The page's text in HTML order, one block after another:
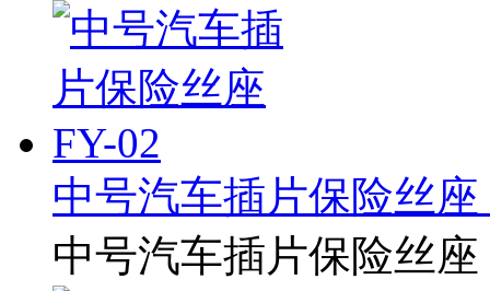
中号汽车插片保险丝座
中号汽车插片保险丝座